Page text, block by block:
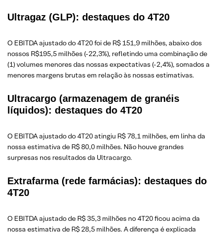
Ultragaz (GLP): destaques do 4T20
O EBITDA ajustado do 4T20 foi de R$ 151,9 milhões, abaixo dos
nossos R$195,5 milhões (-22,3%), refletindo uma combinação de
(1) volumes menores das nossas expectativas (-2,4%), somados a
menores margens brutas em relação às nossas estimativas.
Ultracargo (armazenagem de granéis
líquidos): destaques do 4T20
O EBITDA ajustado do 4T20 atingiu R$ 78,1 milhões, em linha da
nossa estimativa de R$ 80,0 milhões. Não houve grandes
surpresas nos resultados da Ultracargo.
Extrafarma (rede farmácias): destaques do
4T20
O EBITDA ajustado de R$ 35,3 milhões no 4T20 ficou acima da
nossa estimativa de R$ 28,5 milhões. A diferença é explicada